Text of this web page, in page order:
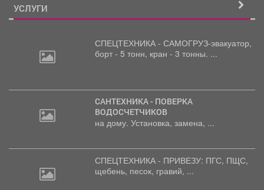
УСЛУГИ
СПЕЦТЕХНИКА - САМОГРУЗ-эвакуатор,
борт - 5 тонн, кран - 3 тонны. ...
САНТЕХНИКА - ПОВЕРКА
ВОДОСЧЕТЧИКОВ
на дому. Установка, замена, ...
СПЕЦТЕХНИКА - ПРИВЕЗУ: ПГС, ПЩС,
щебень, песок, гравий, ...